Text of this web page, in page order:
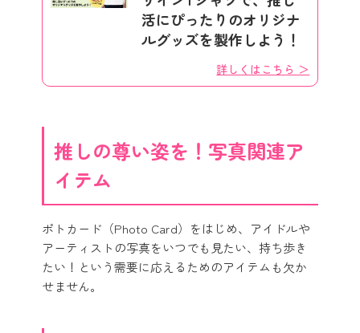
活にぴったりのオリジナ
ルグッズを製作しよう！
詳しくはこちら ＞
推しの尊い姿を！写真関連ア
イテム
ポトカード（Photo Card）をはじめ、アイドルや
アーティストの写真をいつでも見たい、持ち歩き
たい！という需要に応えるためのアイテムも欠か
せません。